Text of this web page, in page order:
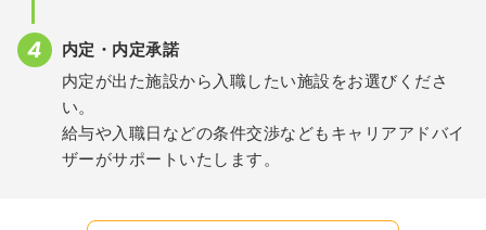
内定・内定承諾
内定が出た施設から入職したい施設をお選びくださ
い。
給与や入職日などの条件交渉などもキャリアアドバイ
ザーがサポートいたします。